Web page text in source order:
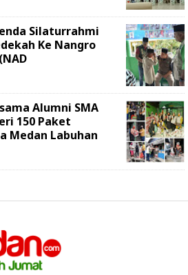
Silaturrahmi
Ke Nangro
Alumni SMA
150 Paket
Medan Labuhan